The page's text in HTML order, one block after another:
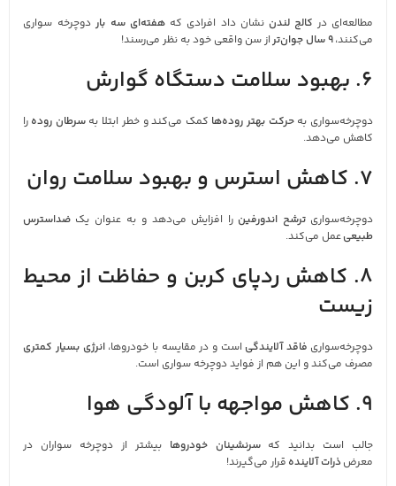
مطالعه‌ای در کالج لندن نشان داد افرادی که هفته‌ای سه بار دوچرخه‌ سواری
می‌کنند،9 سال جوان‌تر از سن واقعی خود به نظر می‌رسند!
6. بهبود سلامت دستگاه گوارش
دوچرخه‌سواری به حرکت بهتر روده‌ها کمک می‌کند و خطر ابتلا بهسرطان روده را
کاهش می‌دهد.
7. کاهش استرس و بهبود سلامت روان
دوچرخه‌سواری ترشح اندورفین را افزایش می‌دهد و به عنوان یک ضداسترس
طبیعیعمل می‌کند.
8. کاهش ردپای کربن و حفاظت از محیط
زیست
دوچرخه‌سواری فاقد آلایندگی است و در مقایسه با خودروها،انرژی بسیار کمتری
مصرف می‌کند و این هم از فواید دوچرخه‌ سواری است.
9. کاهش مواجهه با آلودگی هوا
جالب است بدانید که سرنشینان خودروها بیشتر از دوچرخه‌ سواران در
معرض ذرات آلاینده قرار می‌گیرند!